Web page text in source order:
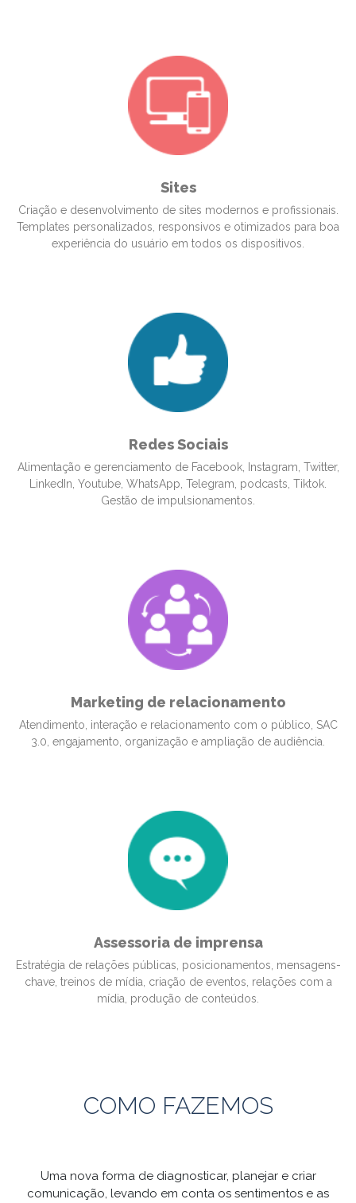
Sites
Criação e desenvolvimento de sites modernos e profissionais.
Templates personalizados, responsivos e otimizados para boa
experiência do usuário em todos os dispositivos.
Redes Sociais
Alimentação e gerenciamento de Facebook, Instagram, Twitter,
LinkedIn, Youtube, WhatsApp, Telegram, podcasts, Tiktok.
Gestão de impulsionamentos.
Marketing de relacionamento
Atendimento, interação e relacionamento com o público, SAC
3.0, engajamento, organização e ampliação de audiência.
Assessoria de imprensa
Estratégia de relações públicas, posicionamentos, mensagens-
chave, treinos de mídia, criação de eventos, relações com a
mídia, produção de conteúdos.
COMO FAZEMOS
Uma nova forma de diagnosticar, planejar e criar
comunicação, levando em conta os sentimentos e as